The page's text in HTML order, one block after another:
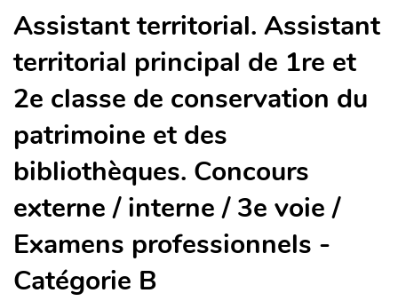
Assistant territorial. Assistant
territorial principal de 1re et
2e classe de conservation du
patrimoine et des
bibliothèques. Concours
externe / interne / 3e voie /
Examens professionnels -
Catégorie B